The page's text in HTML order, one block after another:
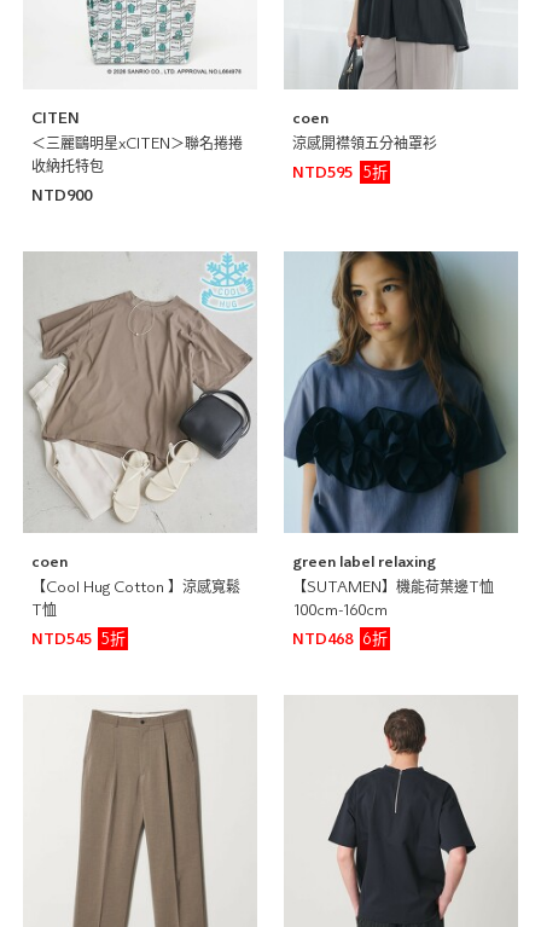
CITEN
＜三麗鷗明星xCITEN＞聯名捲捲
收納托特包
NTD900
coen
涼感開襟領五分袖罩衫
NTD595
5折
coen
【Cool Hug Cotton 】涼感寬鬆
T恤
NTD545
5折
green label relaxing
【SUTAMEN】機能荷葉邊T恤
100cm-160cm
NTD468
6折